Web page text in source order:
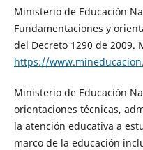
Ministerio de Educación
Fundamentaciones y
del Decreto 1290 de 2009.
https://
Ministerio de Educación
orientaciones técnicas,
la atención educativa a
marco de la educación